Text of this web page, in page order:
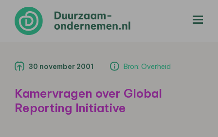
30 november 2001 Bron: Overheid
Kamervragen over Global
Reporting Initiative